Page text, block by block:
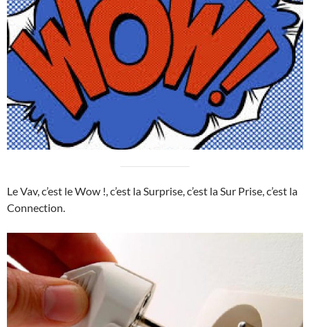
Le Vav, c’est le Wow !, c’est la Surprise, c’est la Sur Prise, c’est la
Connection.